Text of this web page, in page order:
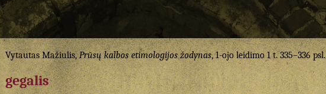
Vytautas Mažiulis,Prūsų kalbos etimologijos žodynas, 1-ojo leidimo 1 t. 335–336 psl.
gegalis